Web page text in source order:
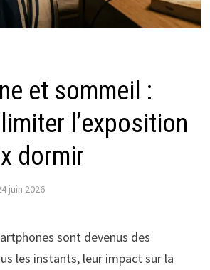
et sommeil :
l’exposition
dormir
juin 2026
sont devenus des
les instants, leur impact sur la